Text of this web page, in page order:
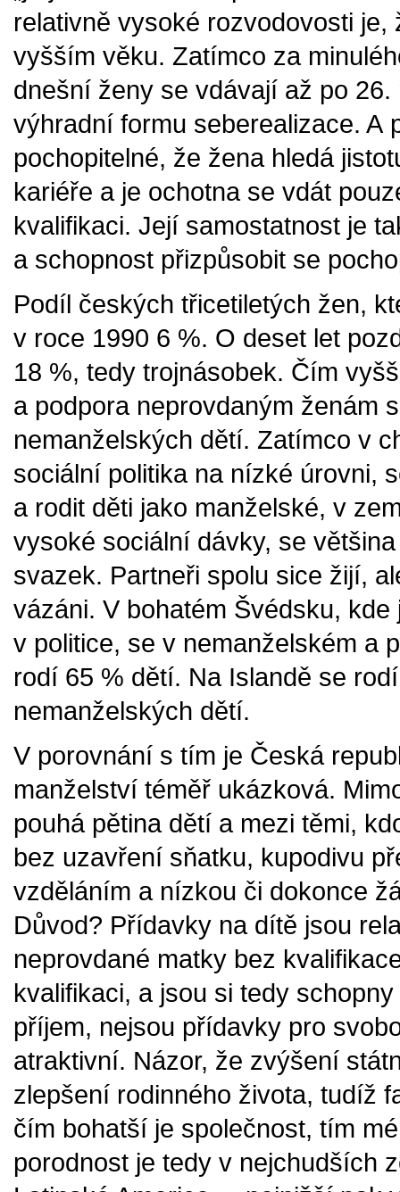
relativně vysoké rozvodovosti
vyšším věku. Zatímco za
dnešní ženy se vdávají až po
výhradní formu seberealizace. A
pochopitelné, že žena hledá
kariéře a je ochotna se vdát
kvalifikaci. Její samostatnost je
a schopnost přizpůsobit se
Podíl českých třicetiletých žen,
v roce 1990 6 %. O deset let
18 %, tedy trojnásobek. Čím
a podpora neprovdaným ženám
nemanželských dětí. Zatímco v
sociální politika na nízké úrovni,
a rodit děti jako manželské, v
vysoké sociální dávky, se
svazek. Partneři spolu sice žijí,
vázáni. V bohatém Švédsku,
v politice, se v nemanželském a
rodí 65 % dětí. Na Islandě se
nemanželských dětí.
V porovnání s tím je Česká
manželství téměř ukázková.
pouhá pětina dětí a mezi těmi,
bez uzavření sňatku, kupodivu
vzděláním a nízkou či dokonce
Důvod? Přídavky na dítě jsou
neprovdané matky bez
kvalifikaci, a jsou si tedy
příjem, nejsou přídavky pro
atraktivní. Názor, že zvýšení
zlepšení rodinného života, tudíž
čím bohatší je společnost, tím
porodnost je tedy v nejchudších